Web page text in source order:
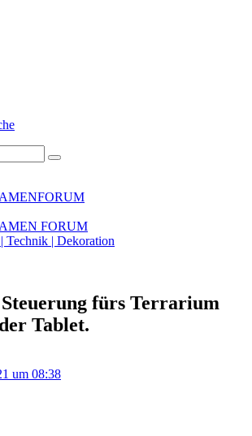
FORUM
Technik | Dekoration
fürs Terrarium
Tablet.
um 08:38